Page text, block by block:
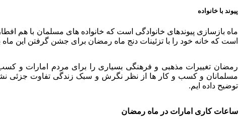
پیوند با خانواده
ماه بازسازی پیوندهای خانوادگی است که خانواده های مسلمان با هم
است که خانه خود را با تزئینات دنج ماه رمضان برای جشن گرفتن این ماه
رمضان تغییرات مذهبی و فرهنگی بسیاری را برای مردم امارات و
مسلمانان و کسب و کار ها از نظر نگرش و سبک زندگی تفاوت جزئی
توضیح داده ایم.
ساعات کاری امارات در ماه رمضان